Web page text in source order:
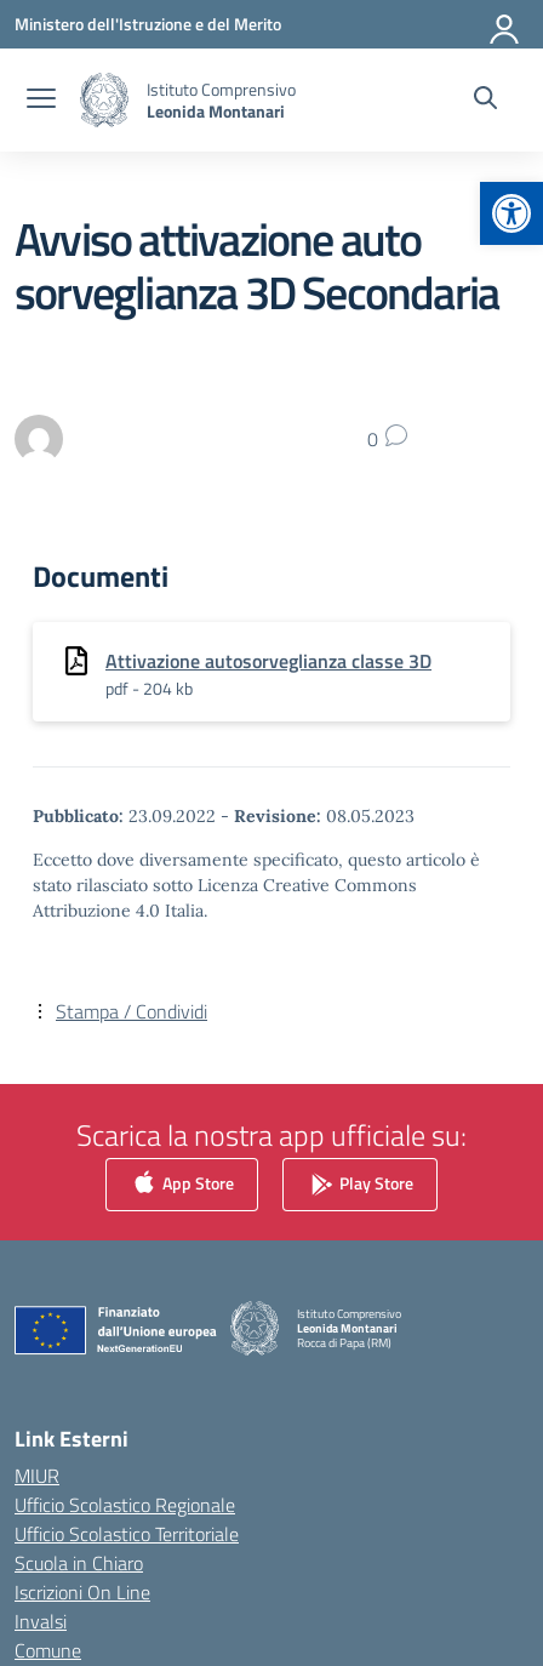
Vai ai contenuti
Vai al menu di navigazione
Vai al footer
Ministero dell'Istruzione e del Merito
Istituto Comprensivo
Leonida Montanari
Avviso attivazione auto
sorveglianza 3D Secondaria
0
Documenti
Attivazione autosorveglianza classe 3D
pdf - 204 kb
Pubblicato: 23.09.2022 - Revisione: 08.05.2023
Eccetto dove diversamente specificato, questo articolo è
stato rilasciato sotto Licenza Creative Commons
Attribuzione 4.0 Italia.
Stampa / Condividi
Scarica la nostra app ufficiale su:
App Store Play Store
Istituto Comprensivo
Leonida Montanari
Rocca di Papa (RM)
— Visita la pagina iniziale della scuola
Link Esterni
MIUR
Ufficio Scolastico Regionale
Ufficio Scolastico Territoriale
Scuola in Chiaro
Iscrizioni On Line
Invalsi
Comune